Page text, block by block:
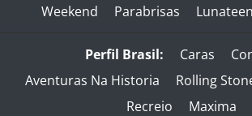
Weekend
Parabrisas Lunateen
Perfil Brasil: Caras
Aventuras Na Historia
Rolling
Recreio
Maxima